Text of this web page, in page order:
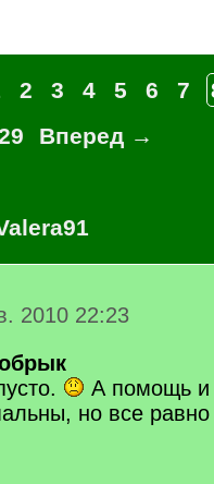
2 3 4 5 6 7
Вперед →
2010 22:23
А помощь и
но все равно